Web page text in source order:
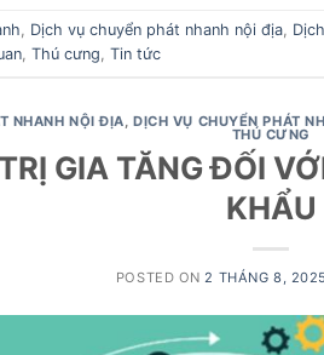
, Dịch vụ chuyển phát nhanh nội địa,
, Thú cưng, Tin tức
NHANH NỘI ĐỊA ,DỊCH VỤ CHUYỂN PHÁT
THÚ CƯNG
GIA TĂNG ĐỐI
KHẨU
POSTED ON2 THÁNG 8, 2025